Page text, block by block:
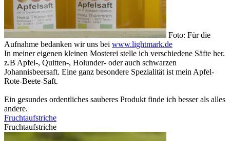
Foto: Für die
Aufnahme bedanken wir uns bei www.lightmark.de
In meiner eigenen kleinen Mosterei stelle ich verschiedene Säfte her.
z.B Apfel-, Quitten-, Holunder- oder auch schwarzen
Johannisbeersaft. Eine ganz besondere Spezialität ist mein Apfel-
Rote-Beete-Saft.
Ein gesundes ordentliches sauberes Produkt finde ich besser als alles
andere.
Fruchtaufstriche
Fruchtaufstriche